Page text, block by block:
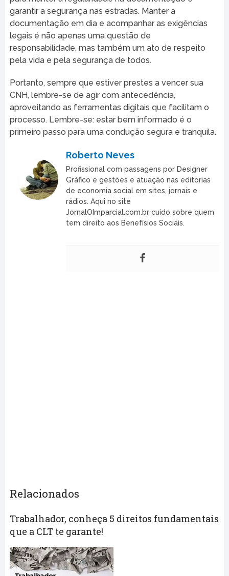
garantir a segurança nas estradas. Manter a
documentação em dia e acompanhar as exigências
legais é não apenas uma questão de
responsabilidade, mas também um ato de respeito
pela vida e pela segurança de todos.
Portanto, sempre que estiver prestes a vencer sua
CNH, lembre-se de agir com antecedência,
aproveitando as ferramentas digitais que facilitam o
processo. Lembre-se: estar bem informado é o
primeiro passo para uma condução segura e tranquila.
Roberto Neves
Profissional com passagens por Designer
Gráfico e gestões e atuação nas editorias
de economia social em sites, jornais e
rádios. Aqui no site
JornalOImparcial.com.br cuido sobre quem
tem direito aos Benefísios Sociais.
Relacionados
Trabalhador, conheça 5 direitos fundamentais
que a CLT te garante!